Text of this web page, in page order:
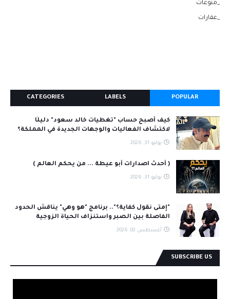
_منوعات
_عقارات
POPULAR
LABELS
CATEGORIES
كيف أصبح حساب "تغطيات خالد سعود" دليلًا
لاكتشاف الفعاليات والوجهات الجديدة في المملكة؟
يوليو 31, 2026
( أحدث اصدارات أبو عيطة ... من يحكم العالم )
يوليو 31, 2026
"إمتى نقول كفاية؟".. برنامج "هو وهي" يناقش الحدود
الفاصلة بين الصبر واستنزاف الحياة الزوجية
أغسطس 02, 2026
SUBSCRIBE US